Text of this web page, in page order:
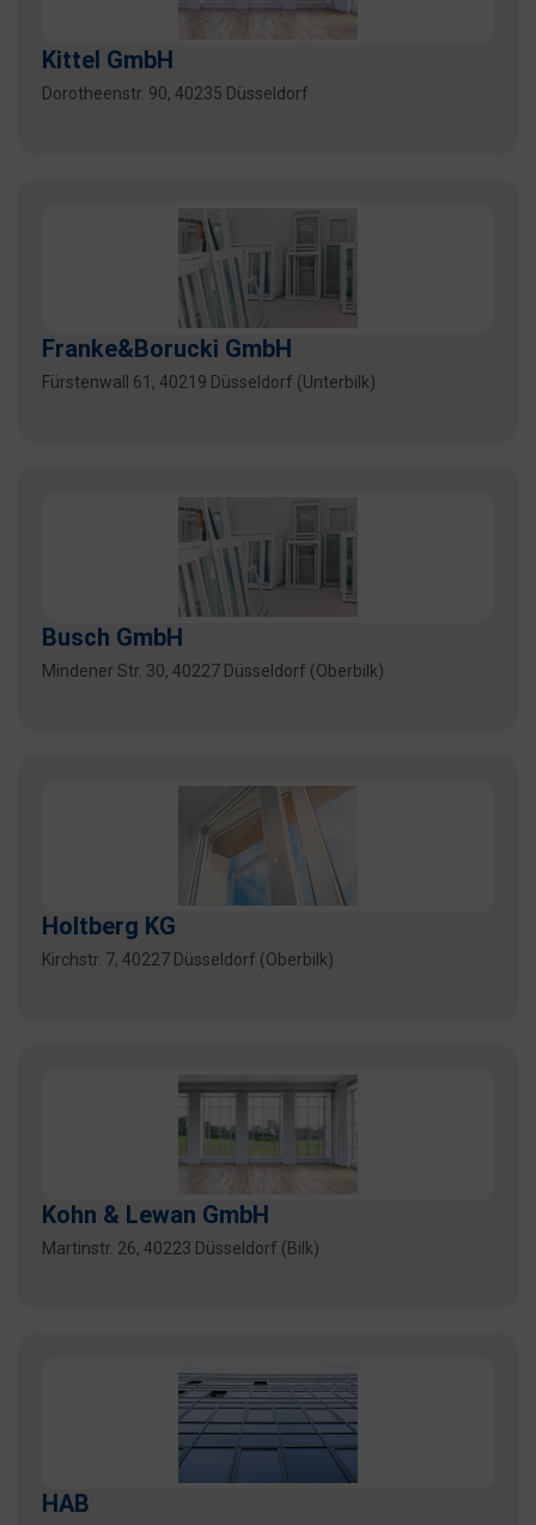
Kittel GmbH
Dorotheenstr. 90, 40235 Düsseldorf
Franke&Borucki GmbH
Fürstenwall 61, 40219 Düsseldorf (Unterbilk)
Busch GmbH
Mindener Str. 30, 40227 Düsseldorf (Oberbilk)
Holtberg KG
Kirchstr. 7, 40227 Düsseldorf (Oberbilk)
Kohn & Lewan GmbH
Martinstr. 26, 40223 Düsseldorf (Bilk)
HAB